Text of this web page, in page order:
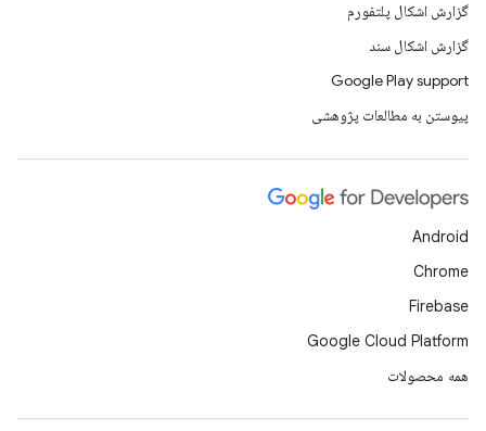
گزارش اشکال پلتفورم
گزارش اشکال سند
Google Play support
پیوستن به مطالعات پژوهشی
Android
Chrome
Firebase
Google Cloud Platform
همه محصولات